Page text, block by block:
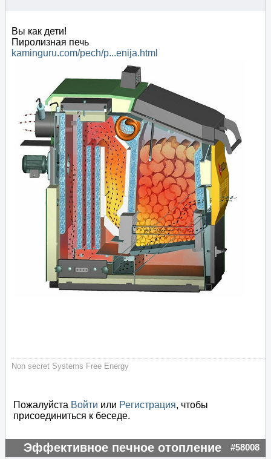
Вы как дети!
Пиролизная печь
kaminguru.com/pech/p...enija.html
Non secret Systems Free Energy
Пожалуйста Войти или Регистрация, чтобы
присоединиться к беседе.
Эффективное печное отопление #58008